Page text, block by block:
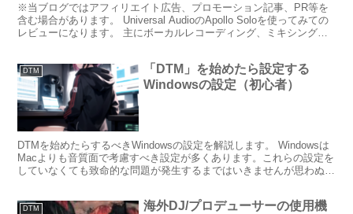
※当ブログではアフィリエイト広告、プロモーション記事、PR等を
含む場合があります。 Universal AudioのApollo Soloを使ってみての
レビューになります。 主にボーカルレコーディング、ミキシングで
DTM
「DTM」を始めたら設定する
Windowsの設定（初心者）
DTMを始めたらするべきWindowsの設定を解説します。 Windowsは
Macよりも音質面で考慮すべき設定が多くあります。これらの設定を
していなくても致命的な問題が発生するまではいきませんが思わぬと
DTM
海外DJ/プロデューサーの使用機